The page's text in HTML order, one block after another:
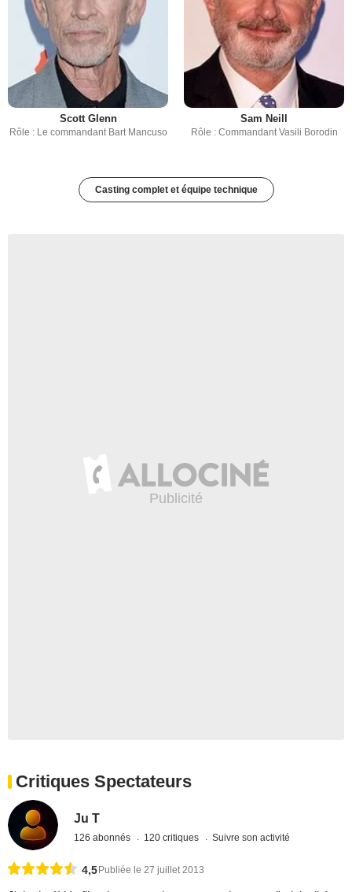
Scott Glenn
Rôle : Le commandant Bart Mancuso
Sam Neill
Rôle : Commandant Vasili Borodin
Casting complet et équipe technique
Critiques Spectateurs
Ju T
126 abonnés 120 critiques Suivre son activité
4,5 Publiée le 27 juillet 2013